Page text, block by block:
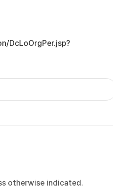
DcLoOrgPer.jsp?
otherwise indicated.